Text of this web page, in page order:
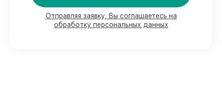
80%
ремонтов выполняем в присутствии
клиента
90%запчастей Viomi есть в наличии в
Отправляя заявку, Вы соглашаетесь на
обработку персональных данных